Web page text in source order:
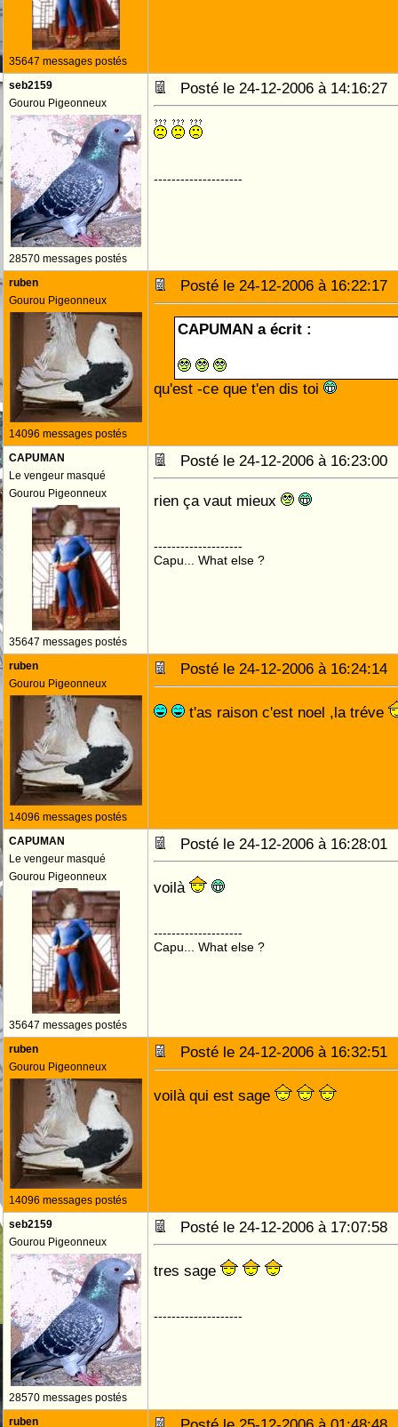
35647 messages postés
seb2159
Gourou Pigeonneux
28570 messages postés
Posté le 24-12-2006 à
--------------------
ruben
Gourou Pigeonneux
14096 messages postés
Posté le 24-12-2006 à
CAPUMAN a écrit :
qu'est -ce que t'en dis toi
CAPUMAN
Le vengeur masqué
Gourou Pigeonneux
35647 messages postés
Posté le 24-12-2006 à
rien ça vaut mieux
--------------------
Capu... What else ?
ruben
Gourou Pigeonneux
14096 messages postés
Posté le 24-12-2006 à
t'as raison c'est noel ,la tréve
CAPUMAN
Le vengeur masqué
Gourou Pigeonneux
35647 messages postés
Posté le 24-12-2006 à
voilà
--------------------
Capu... What else ?
ruben
Gourou Pigeonneux
14096 messages postés
Posté le 24-12-2006 à
voilà qui est sage
seb2159
Gourou Pigeonneux
28570 messages postés
Posté le 24-12-2006 à
tres sage
--------------------
ruben